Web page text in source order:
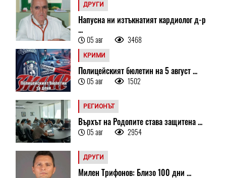
ДРУГИ
Напусна ни изтъкнатият кардиолог д-р
...
05 авг 3468
КРИМИ
Полицейският бюлетин на 5 август ...
05 авг 1502
РЕГИОНЪТ
Върхът на Родопите става защитена ...
05 авг 2954
ДРУГИ
Милен Трифонов: Близо 100 дни ...